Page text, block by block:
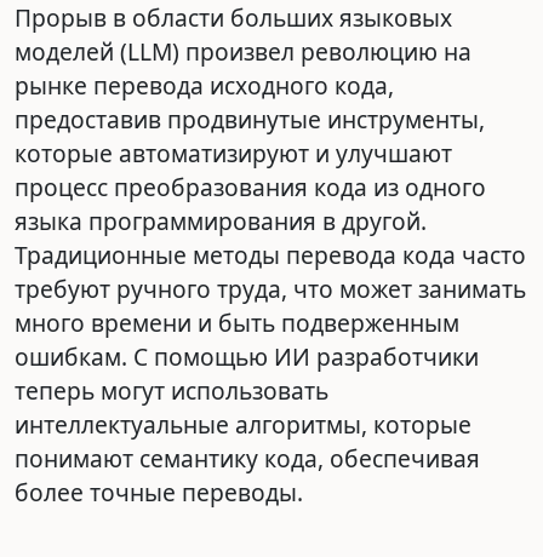
Прорыв в области больших языковых
моделей (LLM) произвел революцию на
рынке перевода исходного кода,
предоставив продвинутые инструменты,
которые автоматизируют и улучшают
процесс преобразования кода из одного
языка программирования в другой.
Традиционные методы перевода кода часто
требуют ручного труда, что может занимать
много времени и быть подверженным
ошибкам. С помощью ИИ разработчики
теперь могут использовать
интеллектуальные алгоритмы, которые
понимают семантику кода, обеспечивая
более точные переводы.